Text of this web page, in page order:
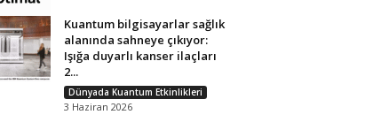
Kuantum bilgisayarlar sağlık
alanında sahneye çıkıyor:
Işığa duyarlı kanser ilaçları
2...
Dünyada Kuantum Etkinlikleri
3 Haziran 2026